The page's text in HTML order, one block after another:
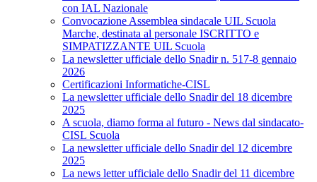
con IAL Nazionale
Convocazione Assemblea sindacale UIL Scuola
Marche, destinata al personale ISCRITTO e
SIMPATIZZANTE UIL Scuola
La newsletter ufficiale dello Snadir n. 517-8 gennaio
2026
Certificazioni Informatiche-CISL
La newsletter ufficiale dello Snadir del 18 dicembre
2025
A scuola, diamo forma al futuro - News dal sindacato-
CISL Scuola
La newsletter ufficiale dello Snadir del 12 dicembre
2025
La news letter ufficiale dello Snadir del 11 dicembre